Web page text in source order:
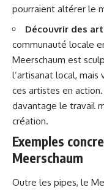
pourraient altérer le
Découvrir des
communauté locale
Meerschaum est
l’artisanat local,
ces artistes en
davantage le travail
création.
Exemples
Meerschaum
Outre les pipes, le